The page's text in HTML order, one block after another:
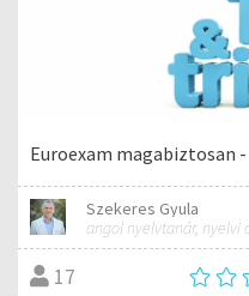
Euroexam magabiztosan
Szekeres Gyula
angol nyelvtanár, nyelvi
17